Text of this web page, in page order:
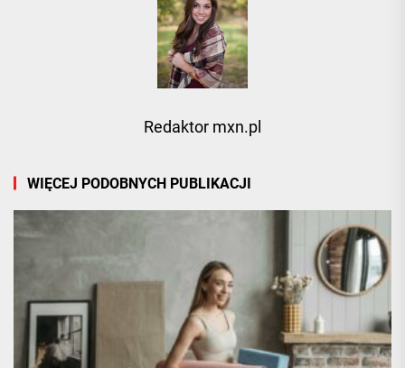
Redaktor mxn.pl
WIĘCEJ PODOBNYCH PUBLIKACJI